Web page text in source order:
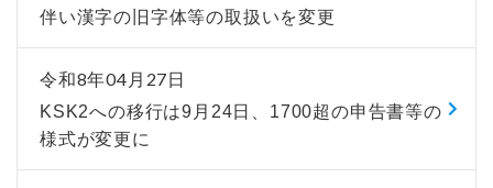
伴い漢字の旧字体等の取扱いを変更
令和8年04月27日
KSK2への移行は9月24日、1700超の申告書等の
様式が変更に